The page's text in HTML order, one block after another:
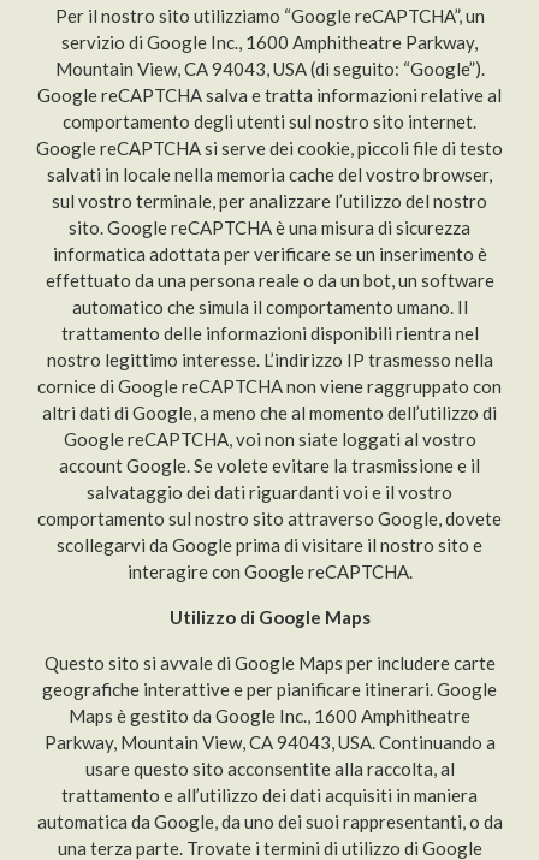
Per il nostro sito utilizziamo “Google reCAPTCHA”, un
servizio di Google Inc., 1600 Amphitheatre Parkway,
Mountain View, CA 94043, USA (di seguito: “Google”).
Google reCAPTCHA salva e tratta informazioni relative al
comportamento degli utenti sul nostro sito internet.
Google reCAPTCHA si serve dei cookie, piccoli file di testo
salvati in locale nella memoria cache del vostro browser,
sul vostro terminale, per analizzare l’utilizzo del nostro
sito. Google reCAPTCHA è una misura di sicurezza
informatica adottata per verificare se un inserimento è
effettuato da una persona reale o da un bot, un software
automatico che simula il comportamento umano. Il
trattamento delle informazioni disponibili rientra nel
nostro legittimo interesse. L’indirizzo IP trasmesso nella
cornice di Google reCAPTCHA non viene raggruppato con
altri dati di Google, a meno che al momento dell’utilizzo di
Google reCAPTCHA, voi non siate loggati al vostro
account Google. Se volete evitare la trasmissione e il
salvataggio dei dati riguardanti voi e il vostro
comportamento sul nostro sito attraverso Google, dovete
scollegarvi da Google prima di visitare il nostro sito e
interagire con Google reCAPTCHA.
Utilizzo di Google Maps
Questo sito si avvale di Google Maps per includere carte
geografiche interattive e per pianificare itinerari. Google
Maps è gestito da Google Inc., 1600 Amphitheatre
Parkway, Mountain View, CA 94043, USA. Continuando a
usare questo sito acconsentite alla raccolta, al
trattamento e all’utilizzo dei dati acquisiti in maniera
automatica da Google, da uno dei suoi rappresentanti, o da
una terza parte. Trovate i termini di utilizzo di Google